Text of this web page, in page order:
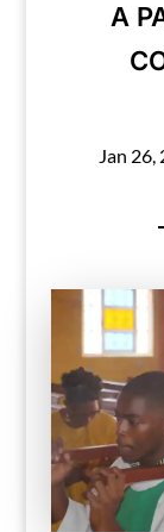
A
Jan 26,